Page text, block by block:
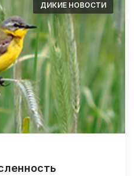
ДИКИЕ НОВОСТИ